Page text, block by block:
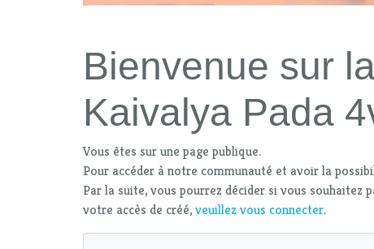
Bienvenue sur
Kaivalya Pada
Vous êtes sur une page publique.
Pour accéder à notre communauté et avoir la
Par la suite, vous pourrez décider si vous souhaitez
votre accès de créé,veuillez vous connecter.